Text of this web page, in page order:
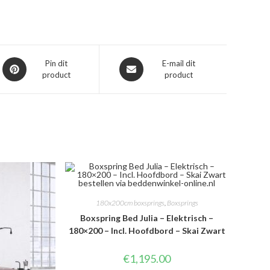
Opent
in
Pin dit
product
Opent
in
E-mail dit
product
180x200cm boxsprings, Boxsprings
Boxspring Bed Julia – Elektrisch –
180×200 – Incl. Hoofdbord – Skai Zwart
€1,195.00